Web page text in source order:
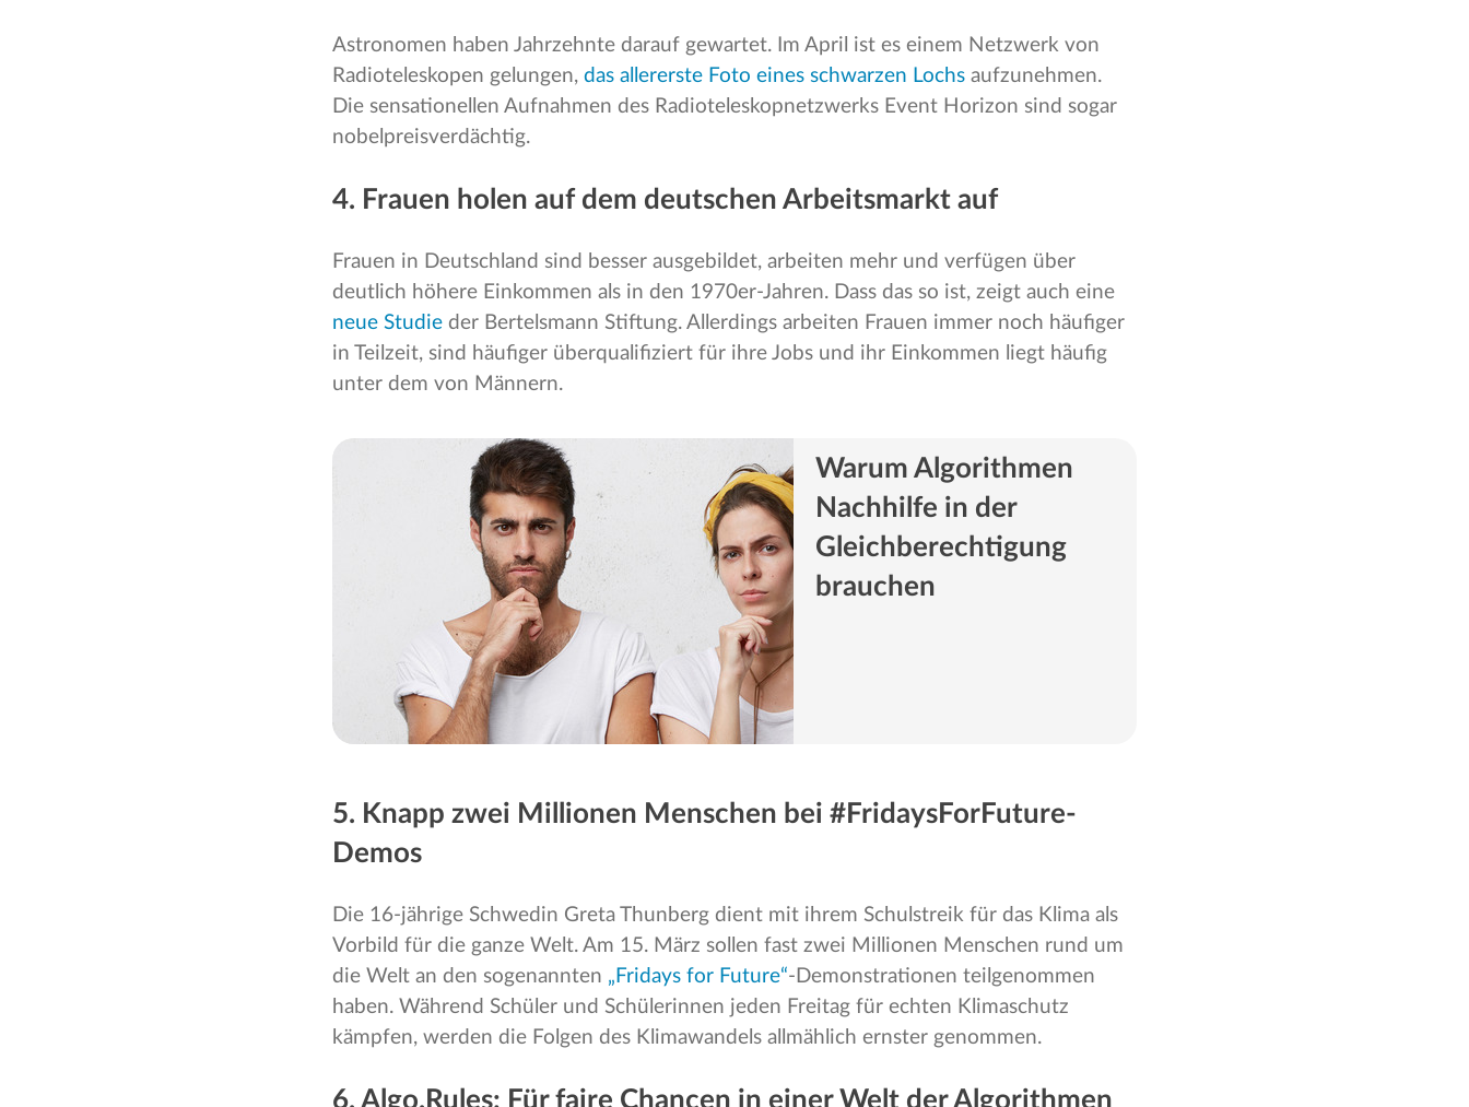
Astronomen haben Jahrzehnte darauf gewartet. Im April ist es einem Netzwerk von
Radioteleskopen gelungen, das allererste Foto eines schwarzen Lochs aufzunehmen.
Die sensationellen Aufnahmen des Radioteleskopnetzwerks Event Horizon sind sogar
nobelpreisverdächtig.
4. Frauen holen auf dem deutschen Arbeitsmarkt auf
Frauen in Deutschland sind besser ausgebildet, arbeiten mehr und verfügen über
deutlich höhere Einkommen als in den 1970er-Jahren. Dass das so ist, zeigt auch eine
neue Studie der Bertelsmann Stiftung. Allerdings arbeiten Frauen immer noch häufiger
in Teilzeit, sind häufiger überqualifiziert für ihre Jobs und ihr Einkommen liegt häufig
unter dem von Männern.
Warum Algorithmen
Nachhilfe in der
Gleichberechtigung
brauchen
5. Knapp zwei Millionen Menschen bei #FridaysForFuture-
Demos
Die 16-jährige Schwedin Greta Thunberg dient mit ihrem Schulstreik für das Klima als
Vorbild für die ganze Welt. Am 15. März sollen fast zwei Millionen Menschen rund um
die Welt an den sogenannten „Fridays for Future“-Demonstrationen teilgenommen
haben. Während Schüler und Schülerinnen jeden Freitag für echten Klimaschutz
kämpfen, werden die Folgen des Klimawandels allmählich ernster genommen.
6. Algo.Rules: Für faire Chancen in einer Welt der Algorithmen